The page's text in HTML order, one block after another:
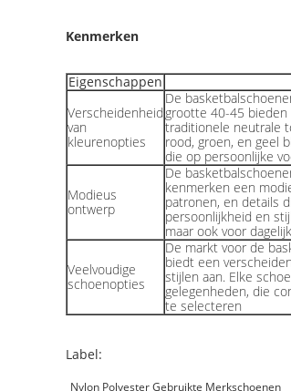
Kenmerken
Eigenschappen
Verscheidenheid
van
kleurenopties
De
grootte 40-45 bieden
traditionele neutrale
rood, groen, en geel
die op persoonlijke
Modieus
ontwerp
De
kenmerken een
patronen, en details
persoonlijkheid en
maar ook voor
Veelvoudige
schoenopties
De markt voor de
biedt een
stijlen aan. Elke
gelegenheden, die
te selecteren
Label:
Nylon Polyester Gebruikte Merkschoenen